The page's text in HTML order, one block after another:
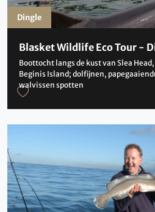
Blasket Wildlife Eco Tour -
Boottocht langs de kust van Slea
Beginis Island; dolfijnen,
walvissen spotten
Dingle